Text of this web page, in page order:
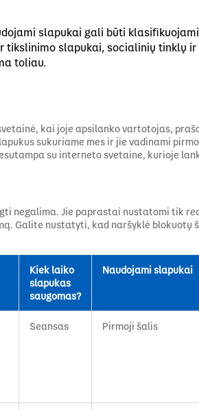
slapukai gali būti
slapukai, socialinių tinklų
toliau.
kai joje apsilanko vartotojas,
sukuriame mes ir jie vadinami
su interneto svetaine, kurioje
negalima. Jie paprastai nustatomi tik
Galite nustatyti, kad naršyklė
Kiek laiko
slapukas
saugomas?
Naudojami slapukai
Seansas Pirmoji šalis